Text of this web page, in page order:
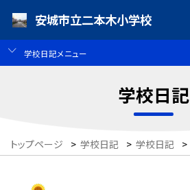
安城市立二本木小学校
学校日記メニュー
学校日記
トップページ > 学校日記 > 学校日記 >